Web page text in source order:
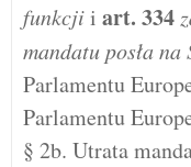
funkcjii art. 334
mandatu posła
Parlamentu
Parlamentu
§ 2b. Utrata